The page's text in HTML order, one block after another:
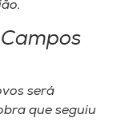
será
que seguiu